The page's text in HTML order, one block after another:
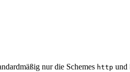
nur die Schemes http und